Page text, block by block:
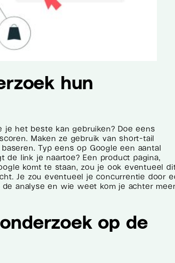
hun
het beste kan gebruiken? Doe eens
Maken ze gebruik van short-tail
Typ eens op Google een aantal
de link je naartoe? Een product pagina,
komt te staan, zou je ook eventueel
Je zou eventueel je concurrentie door
analyse en wie weet kom je achter
op de